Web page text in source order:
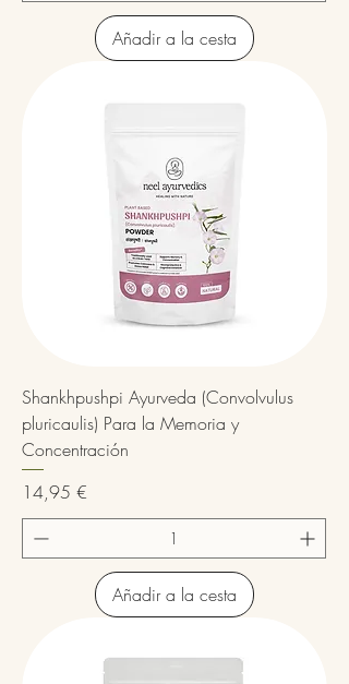
Añadir a la cesta
Shankhpushpi Ayurveda (Convolvulus
pluricaulis) Para la Memoria y
Concentración
Precio
14,95 €
Añadir a la cesta